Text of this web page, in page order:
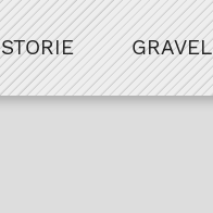
STORIE GRAVEL